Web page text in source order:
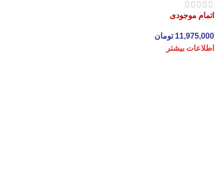
اتمام موجودی
11,975,000 تومان
اطلاعات بیشتر